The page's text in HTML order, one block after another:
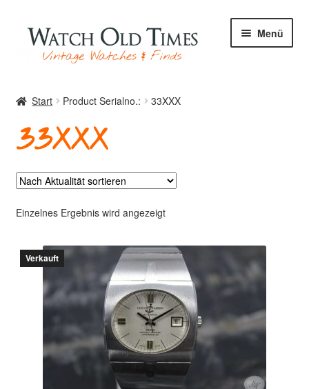
Zur
Navigation
springen
Zum
Inhalt
springen
Menü
Uhren
Archiv
Über mich
Kontakt
Start Product Serialno.: 33XXX
33XXX
Einzelnes Ergebnis wird angezeigt
Verkauft